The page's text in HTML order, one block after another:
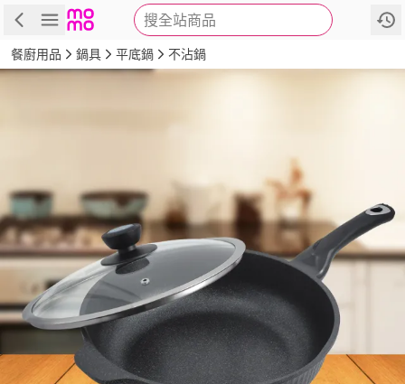
搜全站商品
商品 評價 詳情
餐廚用品 鍋具 平底鍋 不沾鍋